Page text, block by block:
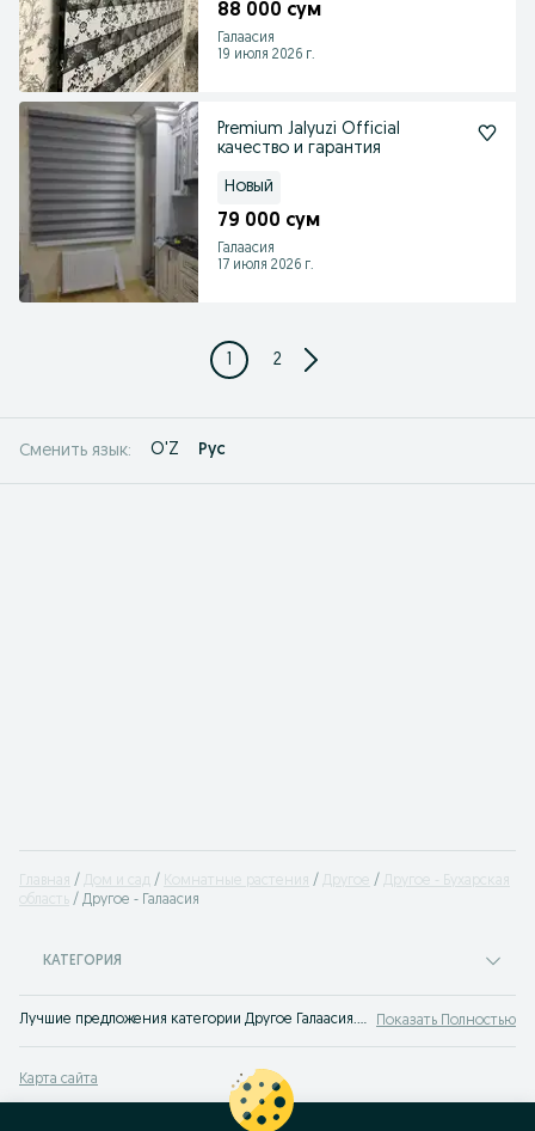
88 000 сум
Галаасия
19 июля 2026 г.
Premium Jalyuzi Official
качество и гарантия
Новый
79 000 сум
Галаасия
17 июля 2026 г.
1 2
Сменить язык: O'Z Рус
Главная Дом и сад Комнатные растения Другое
Другое - Бухарская
область
Другое - Галаасия
КАТЕГОРИЯ
Лучшие предложения категории Другое Галаасия. Большой выбор товаров и услуг по выгодным ценам на OLX! Множество предложений на OLX.uz! Показать Полностью
Карта сайта